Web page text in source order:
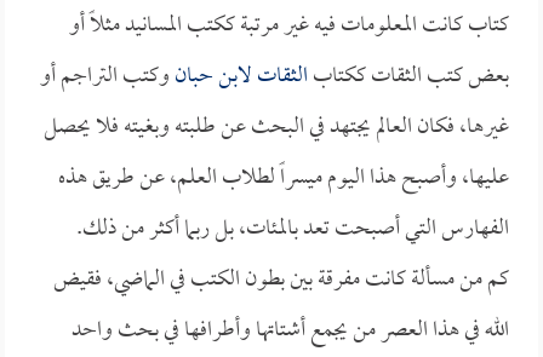
كتاب كانت المعلومات فيه غير مرتبة ككتب المسانيد مثلاً أو
بعض كتب الثقات ككتابالثقات لابن حبانوكتب التراجم أو
غيرها، فكان العالم يجتهد في البحث عن طلبته وبغيته فلا يحصل
عليها، وأصبح هذا اليوم ميسراً لطلاب العلم، عن طريق هذه
الفهارس التي أصبحت تعد بالمئات، بل ربما أكثر من ذلك.
كم من مسألة كانت مفرقة بين بطون الكتب في الماضي، فقيض
الله في هذا العصر من يجمع أشتاتها وأطرافها في بحث واحد